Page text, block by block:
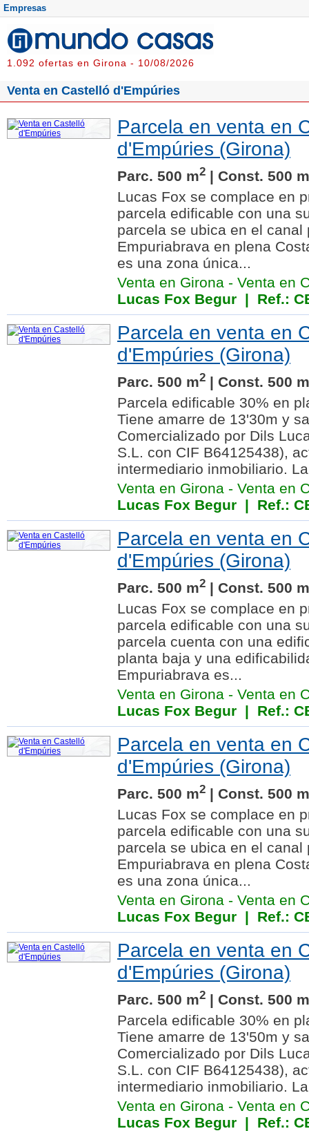
Empresas
1.092 ofertas en Girona - 10/08/2026
Venta en Castelló d'Empúries
Parcela en venta en
d'Empúries (Girona)
Parc. 500 m2 | Const. 500 m
Lucas Fox se complace en
parcela edificable con una
parcela se ubica en el canal
Empuriabrava en plena
es una zona única...
Venta en Girona - Venta en
Lucas Fox Begur | Ref.:
Parcela en venta en
d'Empúries (Girona)
Parc. 500 m2 | Const. 500 m
Parcela edificable 30% en
Tiene amarre de 13'30m y
Comercializado por Dils
S.L. con CIF B64125438),
intermediario inmobiliario.
Venta en Girona - Venta en
Lucas Fox Begur | Ref.:
Parcela en venta en
d'Empúries (Girona)
Parc. 500 m2 | Const. 500 m
Lucas Fox se complace en
parcela edificable con una
parcela cuenta con una
planta baja y una
Empuriabrava es...
Venta en Girona - Venta en
Lucas Fox Begur | Ref.:
Parcela en venta en
d'Empúries (Girona)
Parc. 500 m2 | Const. 500 m
Lucas Fox se complace en
parcela edificable con una
parcela se ubica en el canal
Empuriabrava en plena
es una zona única...
Venta en Girona - Venta en
Lucas Fox Begur | Ref.:
Parcela en venta en
d'Empúries (Girona)
Parc. 500 m2 | Const. 500 m
Parcela edificable 30% en
Tiene amarre de 13'50m y
Comercializado por Dils
S.L. con CIF B64125438),
intermediario inmobiliario.
Venta en Girona - Venta en
Lucas Fox Begur | Ref.: